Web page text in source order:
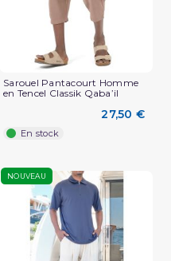
Sarouel Pantacourt Homme
en Tencel Classik Qaba’il
27,50 €
En stock
NOUVEAU